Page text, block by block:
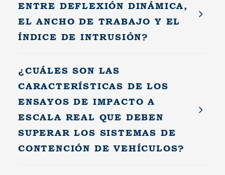
ENTRE DEFLEXIÓN DINÁMICA,
EL ANCHO DE TRABAJO Y EL
ÍNDICE DE INTRUSIÓN?
¿CUÁLES SON LAS
CARACTERÍSTICAS DE LOS
ENSAYOS DE IMPACTO A
ESCALA REAL QUE DEBEN
SUPERAR LOS SISTEMAS DE
CONTENCIÓN DE VEHÍCULOS?